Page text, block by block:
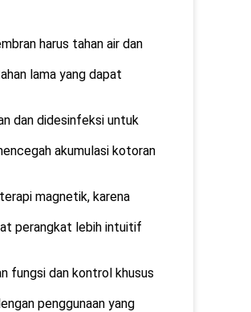
harus tahan air dan
lama yang dapat
dan didesinfeksi untuk
akumulasi kotoran
magnetik, karena
perangkat lebih intuitif
fungsi dan kontrol khusus
penggunaan yang